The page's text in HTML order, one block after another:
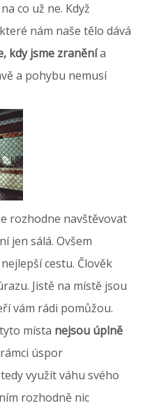
co už ne. Když
nám naše tělo dává
kdy jsme zraněnía
a pohybu nemusí
rozhodne navštěvovat
jen sálá. Ovšem
cestu. Člověk
Jistě na místě jsou
vám rádi pomůžou.
místa nejsou úplně
úspor
využít váhu svého
rozhodně nic